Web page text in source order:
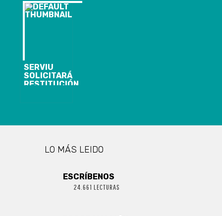
LA MUJER QUE
MEJORA
ACTIVAS
SERVIU
SOLICITARÁ
RESTITUCIÓN
CONSTRUIRÁ
LO MÁS LEIDO
ESCRÍBENOS
24.661 LECTURAS